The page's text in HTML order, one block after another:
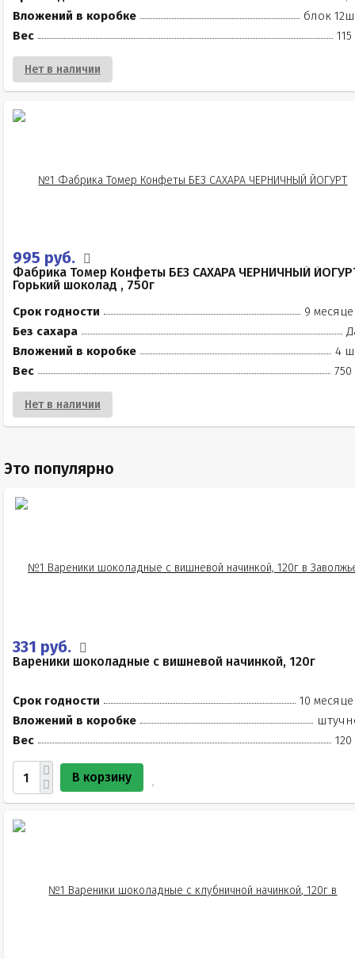
Вложений в коробке
блок
Вес
115
Нет в наличии
995 руб.
Фабрика Томер Конфеты БЕЗ САХАРА ЧЕРНИЧНЫЙ
Горький шоколад , 750г
Срок годности
9
Без сахара
Вложений в коробке
4
Вес
750
Нет в наличии
Это популярно
331 руб.
Вареники шоколадные с вишневой начинкой, 120г
Срок годности
10
Вложений в коробке
Вес
120
В корзину